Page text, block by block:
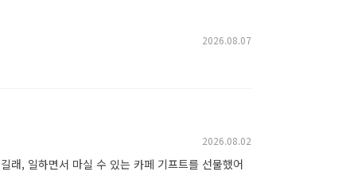
2026.08.07
2026.08.02
래, 일하면서 마실 수 있는 카페 기프트를 선물했어